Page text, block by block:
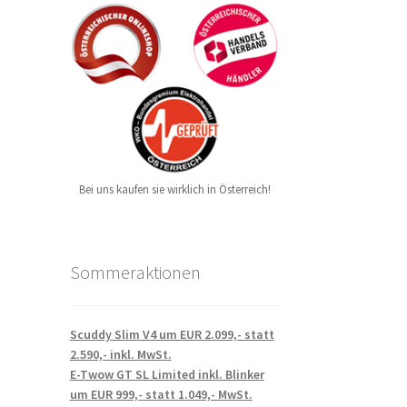
Bei uns kaufen sie wirklich in Österreich!
Sommeraktionen
Scuddy Slim V4 um EUR 2.099,- statt
2.590,- inkl. MwSt.
E-Twow GT SL Limited inkl. Blinker
um EUR 999,- statt 1.049,- MwSt.